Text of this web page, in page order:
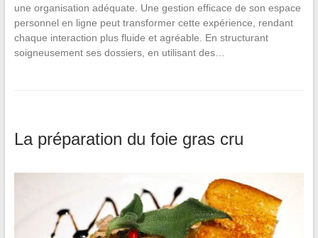
une organisation adéquate. Une gestion efficace de son espace
personnel en ligne peut transformer cette expérience, rendant
chaque interaction plus fluide et agréable. En structurant
soigneusement ses dossiers, en utilisant des…
La préparation du foie gras cru